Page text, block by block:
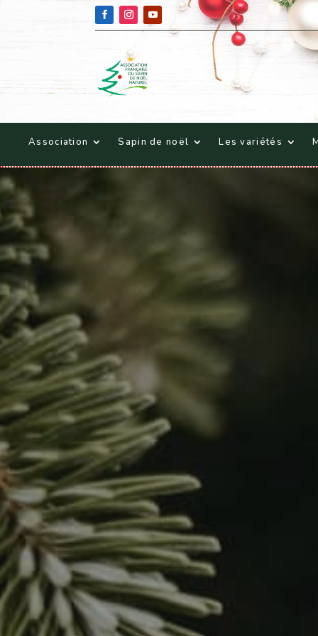
Association Sapin de noël Les variétés